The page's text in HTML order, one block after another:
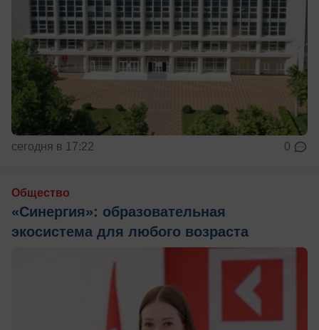
сегодня в 17:22 0
Общество
«Синергия»: образовательная
экосистема для любого возраста